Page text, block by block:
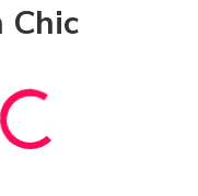
Chic